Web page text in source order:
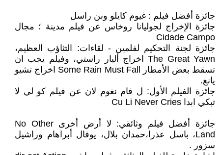
جائزة أفضل فيلم : غيوم كايلو وبن راسل
جائزة الإخراج لجوليانا روخاس عن فيلم مدينة ؛ مجال
Cidade Campo
جائزة لجنة التحكيم لفلمين - لقاءات: التثاؤب العظيم،
The Great Yawn اخراج أليار راستي، وفيلم يجب ان
تسقط بعض الأمطار Some Rain Must Fall اخراج تشيو
يانغ.
جائزة الفيلم الأول: ل فام نغوم لان عن فيلم كو لي لا
تبكي ابدا Cu Li Never Cries
جائزة أفضل فيلم وثائقي: لا أرض أخرى No Other
Land، باسل عذرا،حمدان بلال، يوفال أبراهام وراشيل
سزور .